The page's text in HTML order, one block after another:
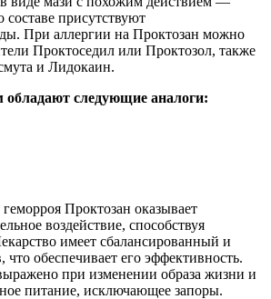
составе присутствуют
При аллергии на Проктозан можно
Проктоседил или Проктозол, также
и Лидокаин.
следующие аналоги:
Проктозан оказывает
воздействие, способствуя
имеет сбалансированный и
обеспечивает его эффективность.
при изменении образа жизни и
питание, исключающее запоры.